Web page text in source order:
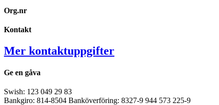
Org.nr
Kontakt
Mer kontaktuppgifter
Ge en gåva
Swish: 123 049 29 83
Bankgiro: 814-8504 Banköverföring: 8327-9 944 573 225-9